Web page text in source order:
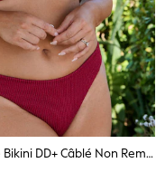
Vin De Baie - Haut De Bikini DD+ Câblé Non Rembourré